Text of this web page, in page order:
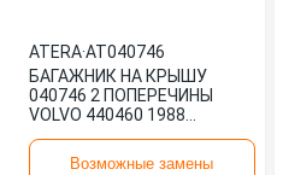
ATERA·AT040746
БАГАЖНИК НА КРЫШУ
040746 2 ПОПЕРЕЧИНЫ
VOLVO 440460 1988
Возможные замены